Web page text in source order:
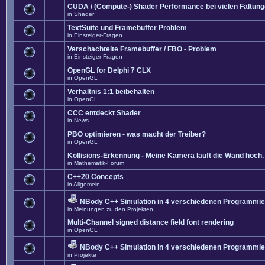
CUDA / (Compute-) Shader Performance bei vielen
in Shader
TextSuite und Framebuffer Problem
in Einsteiger-Fragen
Verschachtelte Framebuffer / FBO - Problem
in Einsteiger-Fragen
OpenGL for Delphi 7 CLX
in OpenGL
Verhältnis 1:1 beibehalten
in OpenGL
CCC entdeckt Shader
in News
PBO optimieren - was macht der Treiber?
in OpenGL
Kollisions-Erkennung - Meine Kamera läuft die Wand hoch.
in Mathematik-Forum
C++20 Concepts
in Allgemein
NBody C++ Simulation in 4 verschiedenen
in Meinungen zu den Projekten
Multi-Channel signed distance field font rendering
in OpenGL
NBody C++ Simulation in 4 verschiedenen
in Projekte